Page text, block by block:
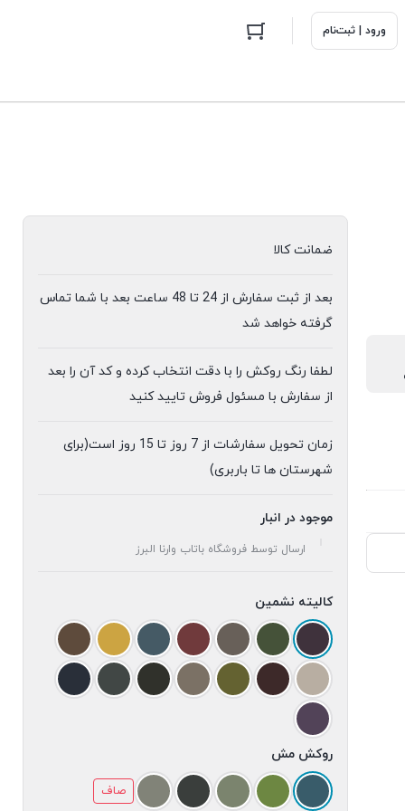
ورود | ثبت‌نام
ضمانت کالا
بعد از ثبت سفارش از 24 تا 48 ساعت بعد با شما تماس
گرفته خواهد شد
لطفا رنگ روکش را با دقت انتخاب کرده و کد آن را بعد
از سفارش با مسئول فروش تایید کنید
زمان تحویل سفارشات از 7 روز تا 15 روز است(برای
شهرستان ها تا باربری)
موجود در انبار
ارسال توسط فروشگاه باتاب وارنا البرز
کالیته نشمین
روکش مش
صاف